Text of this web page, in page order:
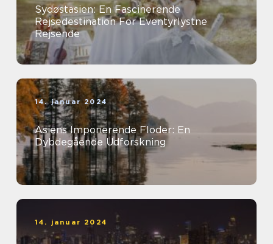
Sydøstasien: En Fascinerende
Rejsedestination For Eventyrlystne
Rejsende
14. januar 2024
Asiens Imponerende Floder: En
Dybdegående Udforskning
14. januar 2024